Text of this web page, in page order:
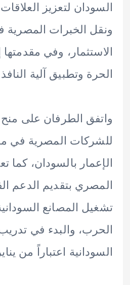
لتعزيز العلاقات
الخبرات المصرية في
وفي مقدمتها إدارة
وتطبيق آلية النافذة
الطرفان على منح الأولوية
المصرية في
بالسودان، كما تعهد
بتقديم الدعم الفني
المصانع السودانية
والبدء في تدريب كوادر
اعتباراً من يناير